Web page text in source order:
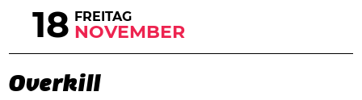
18 FREITAG
NOVEMBER
Overkill